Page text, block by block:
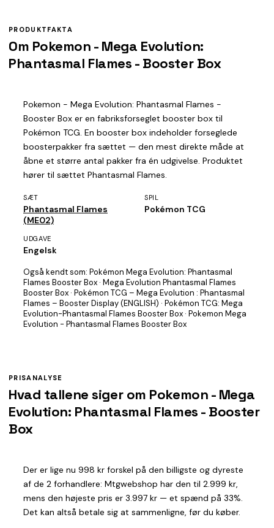
PRODUKTFAKTA
Om Pokemon - Mega Evolution:
Phantasmal Flames - Booster Box
Pokemon - Mega Evolution: Phantasmal Flames -
Booster Box er en fabriksforseglet booster box til
Pokémon TCG. En booster box indeholder forseglede
boosterpakker fra sættet — den mest direkte måde at
åbne et større antal pakker fra én udgivelse. Produktet
hører til sættet Phantasmal Flames.
SÆT
Phantasmal Flames
(ME02)
SPIL
Pokémon TCG
UDGAVE
Engelsk
Også kendt som: Pokémon Mega Evolution: Phantasmal
Flames Booster Box · Mega Evolution Phantasmal Flames
Booster Box · Pokémon TCG – Mega Evolution : Phantasmal
Flames – Booster Display (ENGLISH) · Pokémon TCG: Mega
Evolution-Phantasmal Flames Booster Box · Pokemon Mega
Evolution - Phantasmal Flames Booster Box
PRISANALYSE
Hvad tallene siger om Pokemon - Mega
Evolution: Phantasmal Flames - Booster
Box
Der er lige nu 998 kr forskel på den billigste og dyreste
af de 2 forhandlere: Mtgwebshop har den til 2.999 kr,
mens den højeste pris er 3.997 kr — et spænd på 33%.
Det kan altså betale sig at sammenligne, før du køber.